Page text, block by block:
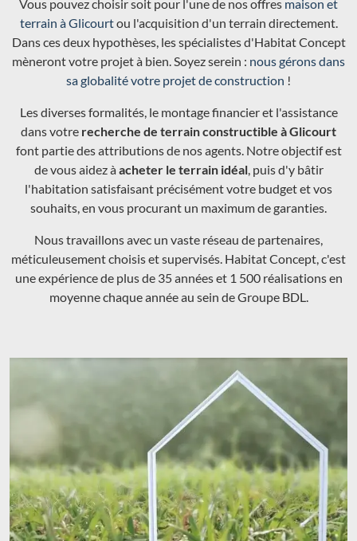
Vous pouvez choisir soit pour l'une de nos offres maison et
terrain à Glicourtou l'acquisition d'un terrain directement.
Dans ces deux hypothèses, les spécialistes d'Habitat Concept
mèneront votre projet à bien. Soyez serein : nous gérons dans
sa globalité votre projet de construction !
Les diverses formalités, le montage financier et l'assistance
dans votre recherche de terrain constructible à Glicourt
font partie des attributions de nos agents. Notre objectif est
de vous aidez àacheter le terrain idéal, puis d'y bâtir
l'habitation satisfaisant précisément votre budget et vos
souhaits, en vous procurant un maximum de garanties.
Nous travaillons avec un vaste réseau de partenaires,
méticuleusement choisis et supervisés. Habitat Concept, c'est
une expérience de plus de 35 années et 1 500 réalisations en
moyenne chaque année au sein de Groupe BDL.